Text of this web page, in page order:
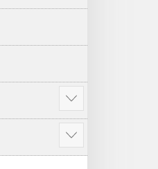
顯
示
更
多
顯
示